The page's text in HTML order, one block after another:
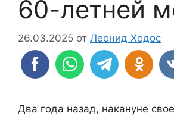
60-летней
26.03.2025 от Леонид Ходос
Два года назад, накануне